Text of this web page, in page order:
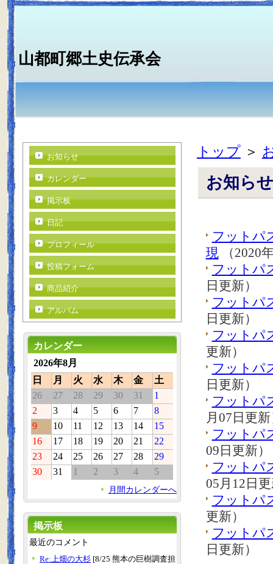
山都町郷土史伝承会
トップ＞
お知ら
フットパ
現（2020
フットパ
日更新）
フットパ
日更新）
フット
更新）
フットパ
日更新）
フットパ
月07日更
フットパ
09日更新）
フットパ
05月12日
フットパ
更新）
フットパ
日更新）
お知らせ
カレンダー
掲示板
日記
プロフィール
投稿フォーム
商品紹介
アルバム
カレンダー
2026年8月
日
月 火 水 木 金
土
26
27 28 29 30 31
1
2
3 4 5 6 7
8
9
10 11 12 13 14
15
16
17 18 19 20 21
22
23
24 25 26 27 28
29
30
31 1 2 3 4 5
月間カレンダーへ
掲示板
最近のコメント
Re:上畑の大杉 [8/25 熊本の巨樹調査担